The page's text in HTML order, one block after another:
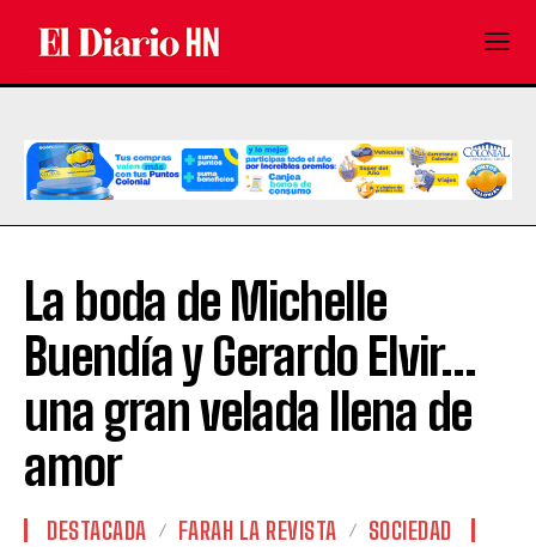
La boda de Michelle
Buendía y Gerardo Elvir…
una gran velada llena de
amor
DESTACADA FARAH LA REVISTA SOCIEDAD